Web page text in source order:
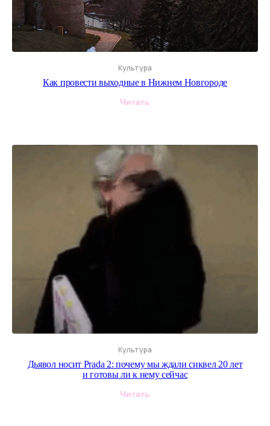
Культура
Как провести выходные в Нижнем Новгороде
Читать
Культура
Дьявол носит Prada 2: почему мы ждали сиквел 20 лет
и готовы ли к нему сейчас
Читать